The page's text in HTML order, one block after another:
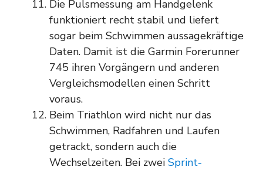
Die Pulsmessung am Handgelenk
funktioniert recht stabil und liefert
sogar beim Schwimmen aussagekräftige
Daten. Damit ist die Garmin Forerunner
745 ihren Vorgängern und anderen
Vergleichsmodellen einen Schritt
voraus.
Beim Triathlon wird nicht nur das
Schwimmen, Radfahren und Laufen
getrackt, sondern auch die
Wechselzeiten. Bei zwei Sprint-